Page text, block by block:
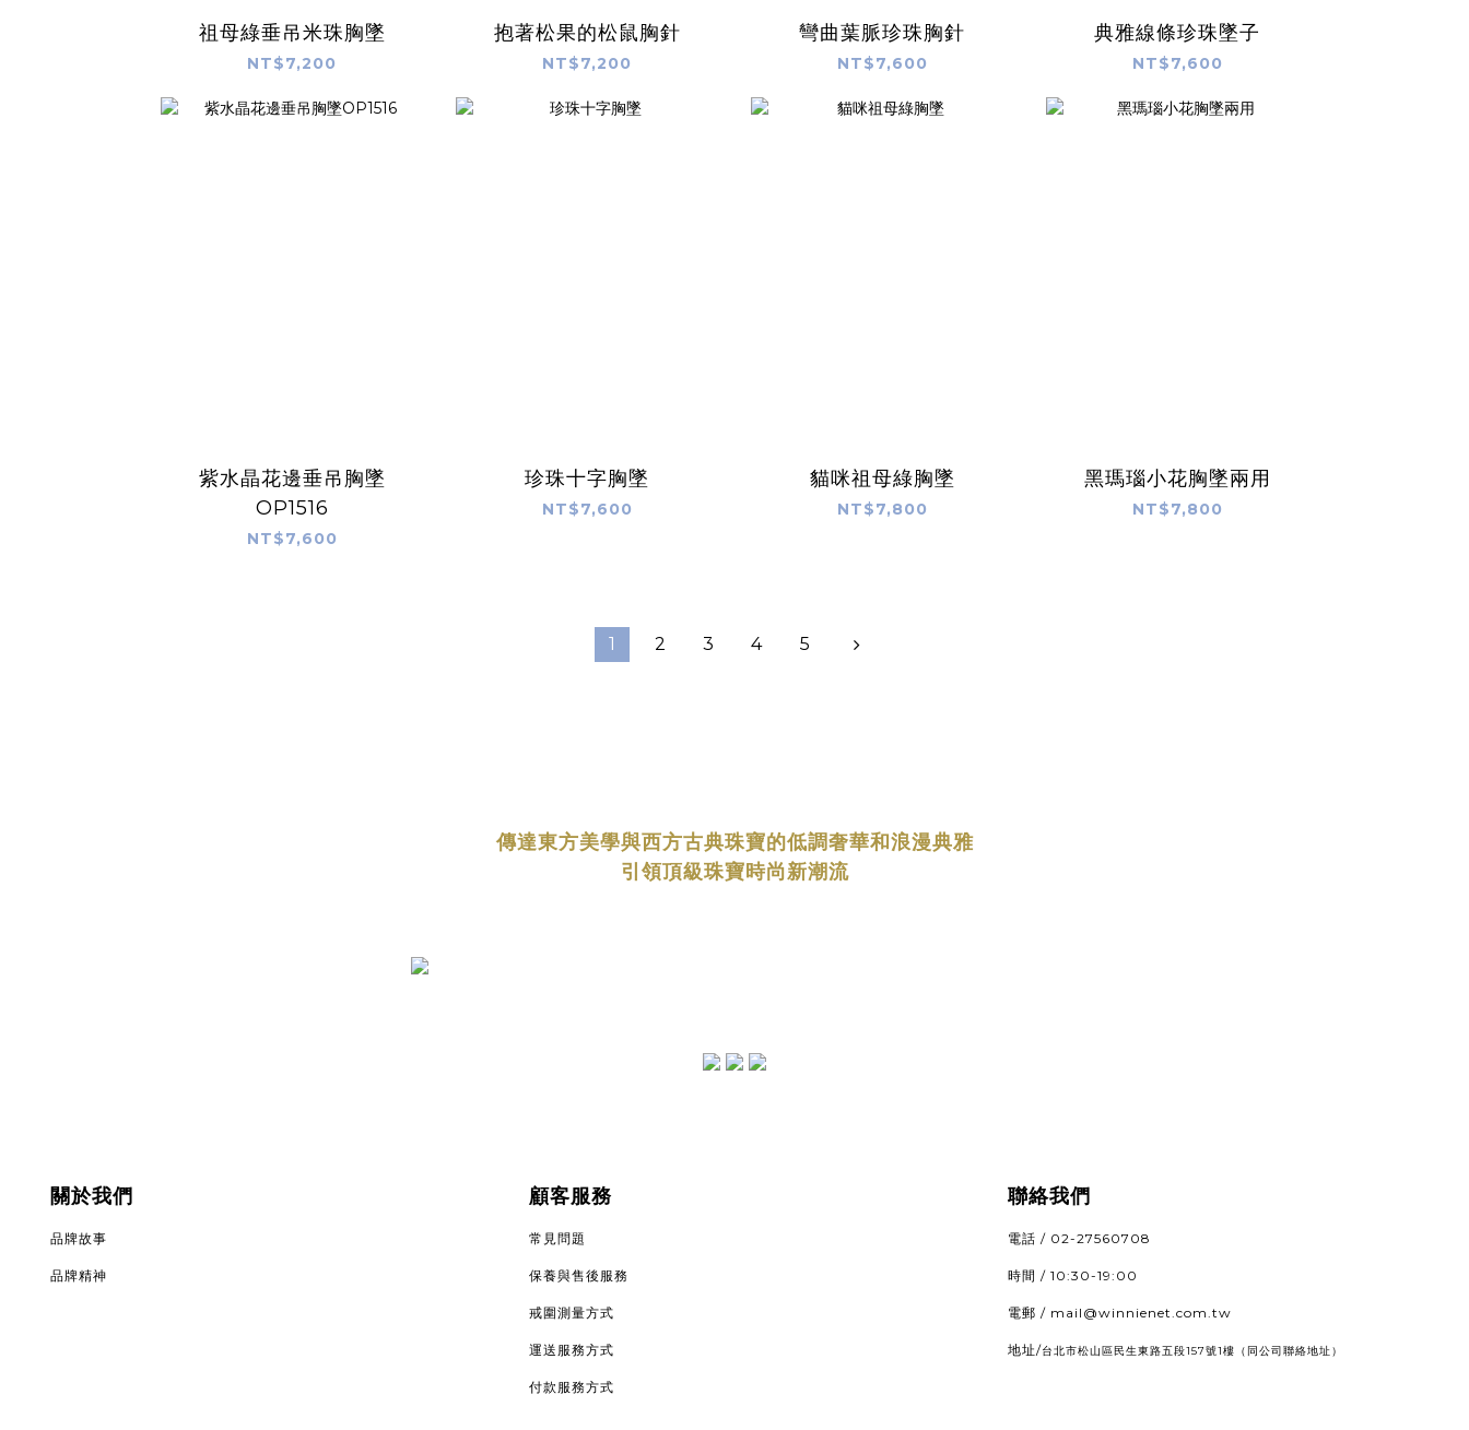
祖母綠垂吊米珠胸墜
NT$7,200
抱著松果的松鼠胸針
NT$7,200
彎曲葉脈珍珠胸針
NT$7,600
典雅線條珍珠墜子
NT$7,600
紫水晶花邊垂吊胸墜
OP1516
NT$7,600
珍珠十字胸墜
NT$7,600
貓咪祖母綠胸墜
NT$7,800
黑瑪瑙小花胸墜兩用
NT$7,800
1 2 3 4 5
傳達東方美學與西方古典珠寶的低調奢華和浪漫典雅
引領頂級珠寶時尚新潮流
關於我們
品牌故事
品牌精神
顧客服務
常見問題
保養與售後服務
戒圍測量方式
運送服務方式
付款服務方式
聯絡我們
電話 / 02-27560708
時間 / 10:30-19:00
電郵 / mail@winnienet.com.tw
地址/台北市松山區民生東路五段157號1樓 （同公司聯絡地址）